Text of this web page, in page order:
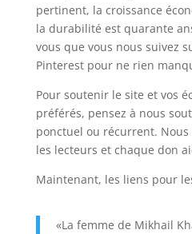
pertinent, la croissance
la durabilité est quarante
vous que vous nous suivez
Pinterest pour ne rien
Pour soutenir le site et vos
préférés, pensez à nous
ponctuel ou récurrent.
les lecteurs et chaque don
Maintenant, les liens pour
«La femme de Mikhail